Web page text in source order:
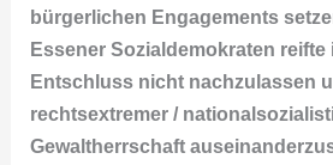
bürgerlichen Engagements
Essener Sozialdemokraten
Entschluss nicht nachzulassen
rechtsextremer /
Gewaltherrschaft